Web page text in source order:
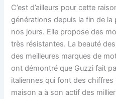
C’est d’ailleurs pour cette
générations depuis la fin de la
nos jours. Elle propose des
très résistantes. La beauté des
des meilleures marques de
ont démontré que Guzzi fait
italiennes qui font des chiffres
maison a à son actif des